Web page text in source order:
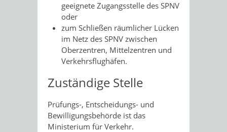
geeignete Zugangsstelle des SPNV
oder
zum Schließen räumlicher Lücken
im Netz des SPNV zwischen
Oberzentren, Mittelzentren und
Verkehrsflughäfen.
Zuständige Stelle
Prüfungs-, Entscheidungs- und
Bewilligungsbehörde ist das
Ministerium für Verkehr.